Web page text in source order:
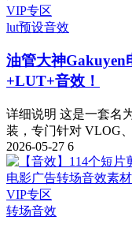
VIP专区
lut预设音效
油管大神Gakuyen
+LUT+音效！
详细说明 这是一套名
装，专门针对 VLOG
2026-05-27 6
VIP专区
转场音效